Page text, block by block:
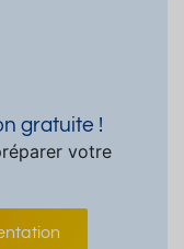
gratuite !
votre